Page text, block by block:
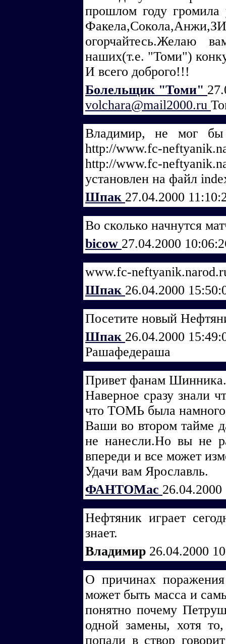
прошлом году
огорчайтесь.Желаю
наших(т.е. "Томи")
И всего доброго!!!
Болельщик "Томи"
volchara@mail2000.ru
Владимир, не мог
http://www.fc-
http://www.fc-
установлен на файл
Шпак 27.04.2000
Во сколько начнутся
bicow 27.04.2000
www.fc-
Шпак 26.04.2000
Посетите новый
Шпак 26.04.2000
Рашафедераша
Привет фанам
Наверное сразу знали
что ТОМЬ была
Ваши во втором тайме
не нанесли.Но вы не
впереди и все может
Удачи вам Ярославль.
ФАНТОМас
Нефтяник играет
знает.
Владимир 26.04.2000
О причинах
может быть масса и
понятно почему
одной замены, хотя
попали в створ